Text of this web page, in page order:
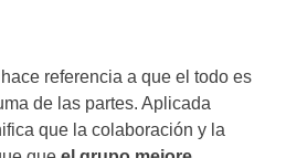
hace referencia a que el todo es
de las partes. Aplicada
que la colaboración y la